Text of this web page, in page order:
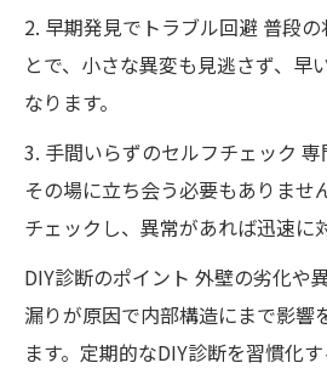
2. 早期発見でトラブル回避 普段
とで、小さな異変も見逃さず、早
なります。
3. 手間いらずのセルフチェック 専
その場に立ち会う必要もありませ
チェックし、異常があれば迅速に
DIY診断のポイント 外壁の劣化や
漏りが原因で内部構造にまで影響
ます。定期的なDIY診断を習慣化